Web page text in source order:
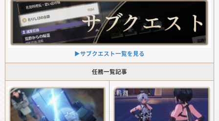
▶︎サブクエスト一覧を見る
任務一覧記事